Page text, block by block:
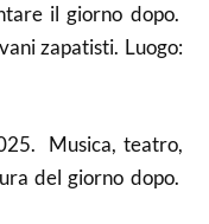
il giorno dopo.
zapatisti. Luogo:
Musica, teatro,
del giorno dopo.